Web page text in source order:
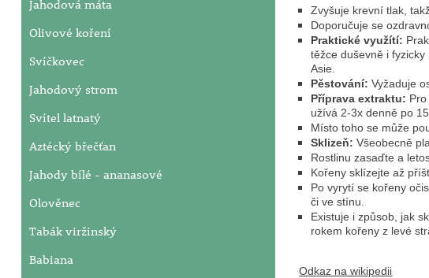
Jahodová máta
Olivové koření
Svíčkovec
Jahodový strom
Svítel latnatý
Aztécký břečťan
Jahody bílé - ananasové
Olověnec
Tabák viržinský
Babiana
Zvyšuje krevní tlak,
Doporučuje se
Praktické využítí:
těžce duševně i
Asie.
Pěstování:Vyžaduje
Příprava extraktu:
užívá 2-3x denně po
Místo toho se může
Sklizeň:Všeobecně
Rostlinu zasaďte a
Kořeny sklízejte až
Po vyrytí se kořeny
či ve stínu.
Existuje i způsob, jak
rokem kořeny z levé
Odkaz na wikipedii